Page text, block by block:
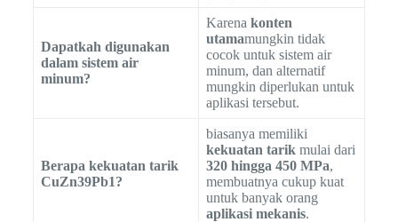
Dapatkah digunakan
dalam sistem air
minum?
Karena konten
utamamungkin tidak
cocok untuk sistem air
minum, dan alternatif
mungkin diperlukan untuk
aplikasi tersebut.
Berapa kekuatan tarik
CuZn39Pb1?
biasanya memiliki
kekuatan tarikmulai dari
320 hingga 450 MPa,
membuatnya cukup kuat
untuk banyak orang
aplikasi mekanis.